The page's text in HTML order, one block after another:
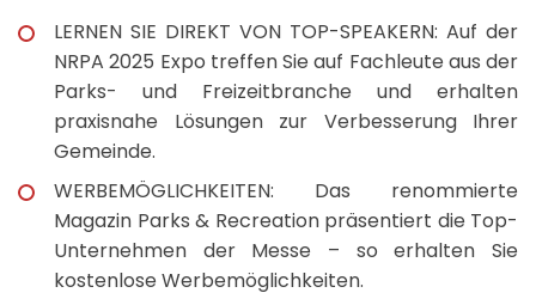
LERNEN SIE DIREKT VON TOP-SPEAKERN: Auf der
NRPA 2025 Expo treffen Sie auf Fachleute aus der
Parks- und Freizeitbranche und erhalten
praxisnahe Lösungen zur Verbesserung Ihrer
Gemeinde.
WERBEMÖGLICHKEITEN: Das renommierte
Magazin Parks & Recreation präsentiert die Top-
Unternehmen der Messe – so erhalten Sie
kostenlose Werbemöglichkeiten.